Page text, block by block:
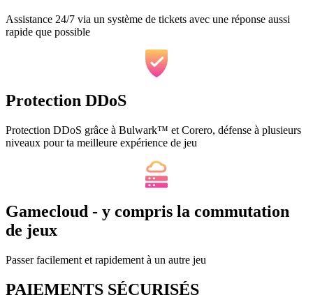
Assistance 24/7 via un système de tickets avec une réponse aussi
rapide que possible
Protection DDoS
Protection DDoS grâce à Bulwark™ et Corero, défense à plusieurs
niveaux pour ta meilleure expérience de jeu
Gamecloud - y compris la commutation
de jeux
Passer facilement et rapidement à un autre jeu
PAIEMENTS SÉCURISÉS